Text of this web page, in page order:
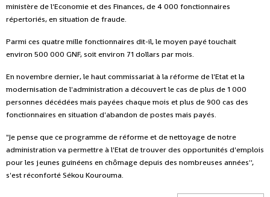
ministère de l'Economie et des Finances, de 4 000 fonctionnaires
répertoriés, en situation de fraude.
Parmi ces quatre mille fonctionnaires dit-il, le moyen payé touchait
environ 500 000 GNF, soit environ 71 dollars par mois.
En novembre dernier, le haut commissariat à la réforme de l'Etat et la
modernisation de l'administration a découvert le cas de plus de 1 000
personnes décédées mais payées chaque mois et plus de 900 cas des
fonctionnaires en situation d'abandon de postes mais payés.
"Je pense que ce programme de réforme et de nettoyage de notre
administration va permettre à l'Etat de trouver des opportunités d'emplois
pour les jeunes guinéens en chômage depuis des nombreuses années'',
s'est réconforté Sékou Kourouma.